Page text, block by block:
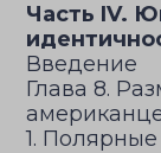
Часть IV.
Введение
Глава 8.
1.